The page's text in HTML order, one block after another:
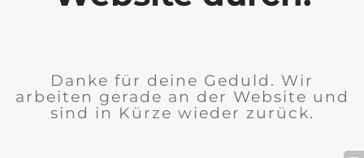
Danke für deine Geduld. Wir
arbeiten gerade an der Website und
sind in Kürze wieder zurück.